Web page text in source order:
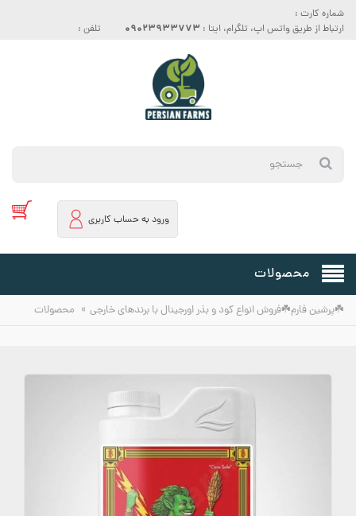
شماره کارت :
ارتباط از طریق واتس اپ، تلگرام، ایتا : 09023933773 تلفن :
ورود به حساب کاربری
محصولات
☘️پرشین فارم☘️فروش انواع کود و بذر اورجینال با برندهای خارجی » محصولات